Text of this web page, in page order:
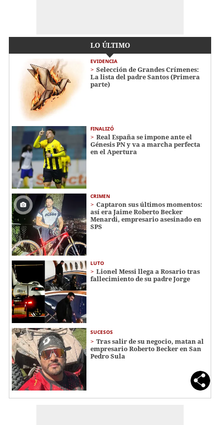
LO ÚLTIMO
EVIDENCIA
Selección de Grandes Crímenes:
La lista del padre Santos (Primera
parte)
FINALIZÓ
Real España se impone ante el
Génesis PN y va a marcha perfecta
en el Apertura
CRIMEN
Captaron sus últimos momentos:
así era Jaime Roberto Becker
Menardi​​​, empresario asesinado en
SPS
LUTO
Lionel Messi llega a Rosario tras
fallecimiento de su padre Jorge
SUCESOS
Tras salir de su negocio, matan al
empresario Roberto Becker en San
Pedro Sula